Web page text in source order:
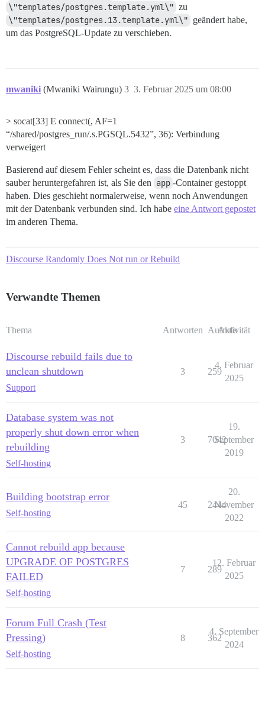
\"templates/postgres.template.yml\" zu
\"templates/postgres.13.template.yml\" geändert habe,
um das PostgreSQL-Update zu verschieben.
mwaniki (Mwaniki Wairungu) 3. Februar 2025 um 08:00
3
> socat[33] E connect(, AF=1
“/shared/postgres_run/.s.PGSQL.5432”, 36): Verbindung
verweigert
Basierend auf diesem Fehler scheint es, dass die Datenbank nicht
sauber heruntergefahren ist, als Sie den app -Container gestoppt
haben. Dies geschieht normalerweise, wenn noch Anwendungen
mit der Datenbank verbunden sind. Ich habe eine Antwort gepostet
im anderen Thema.
Discourse Randomly Does Not run or Rebuild
Verwandte Themen
Thema Antworten Aufrufe
Aktivität
Discourse rebuild fails due to
unclean shutdown
Support
3 259
4. Februar
2025
Database system was not
properly shut down error when
rebuilding
Self-hosting
3 7042
19.
September
2019
Building bootstrap error
Self-hosting
45 2444
20.
November
2022
Cannot rebuild app because
UPGRADE OF POSTGRES
FAILED
Self-hosting
7 289
12. Februar
2025
Forum Full Crash (Test
Pressing)
Self-hosting
8 362
4. September
2024